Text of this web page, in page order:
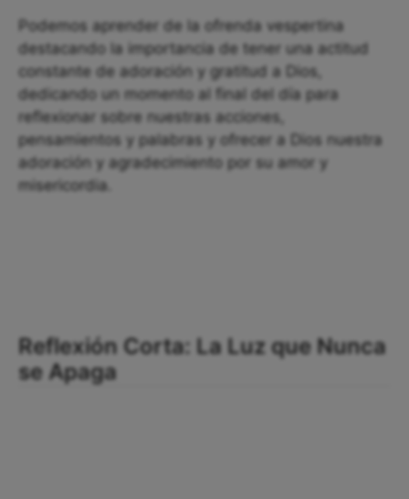
Podemos aprender de la ofrenda vespertina
destacando la importancia de tener una actitud
constante de adoración y gratitud a Dios,
dedicando un momento al final del día para
reflexionar sobre nuestras acciones,
pensamientos y palabras y ofrecer a Dios nuestra
adoración y agradecimiento por su amor y
misericordia.
Reflexión Corta: La Luz que Nunca
se Apaga